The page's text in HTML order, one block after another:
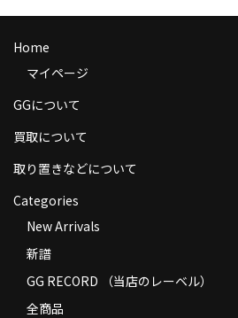
送料
商品の発送
返品
コンディション
Privacy Policy
Contact
Home
マイページ
GGについて
買取について
取り置きなどについて
Categories
New Arrivals
新譜
GG RECORD （当店のレーベル）
全商品